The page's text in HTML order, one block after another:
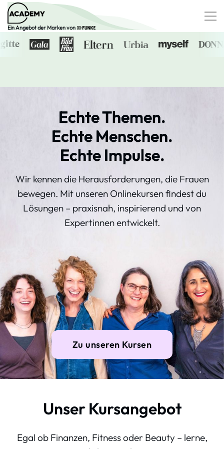
Ein Angebot der Marken von
Digitale Dossiers
0€-Angebote
Anmelden
Echte Themen.
Echte Menschen.
Echte Impulse.
Wir kennen die Herausforderungen, die Frauen
bewegen. Mit unseren Onlinekursen findestdu
Lösungen – praxisnah, inspirierend und von
Expertinnenentwickelt.
Zu unseren Kursen
Unser Kursangebot
Egal ob Finanzen, Fitness oder Beauty – lerne,